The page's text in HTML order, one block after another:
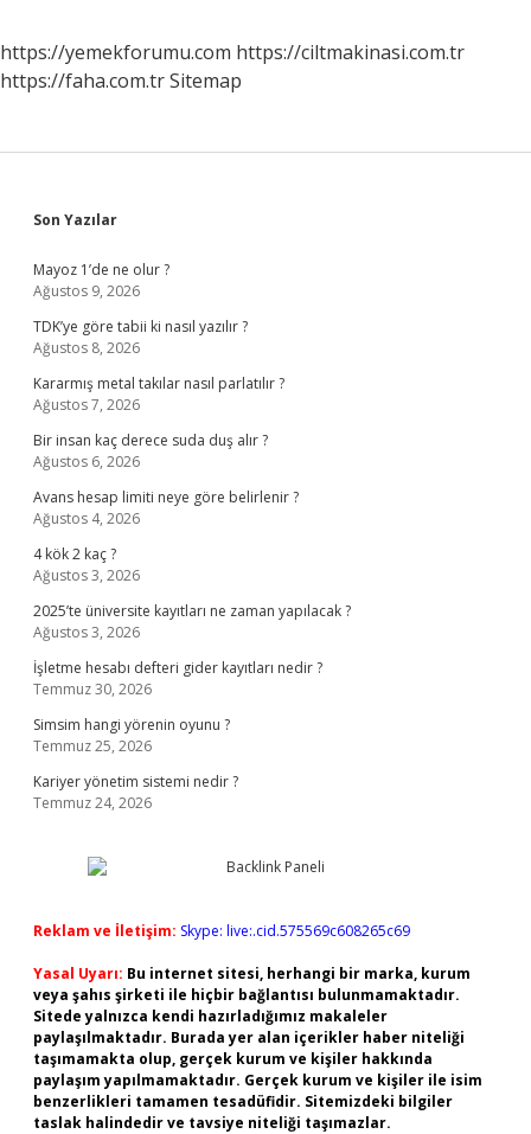
https://yemekforumu.com https://ciltmakinasi.com.tr
https://faha.com.trSitemap
Sidebar
Son Yazılar
Mayoz 1’de ne olur ?
Ağustos 9, 2026
TDK’ye göre tabii ki nasıl yazılır ?
Ağustos 8, 2026
Kararmış metal takılar nasıl parlatılır ?
Ağustos 7, 2026
Bir insan kaç derece suda duş alır ?
Ağustos 6, 2026
Avans hesap limiti neye göre belirlenir ?
Ağustos 4, 2026
4 kök 2 kaç ?
Ağustos 3, 2026
2025’te üniversite kayıtları ne zaman yapılacak ?
Ağustos 3, 2026
İşletme hesabı defteri gider kayıtları nedir ?
Temmuz 30, 2026
Simsim hangi yörenin oyunu ?
Temmuz 25, 2026
Kariyer yönetim sistemi nedir ?
Temmuz 24, 2026
Reklam ve İletişim: Skype: live:.cid.575569c608265c69
Yasal Uyarı: Bu internet sitesi, herhangi bir marka, kurum
veya şahıs şirketi ile hiçbir bağlantısı bulunmamaktadır.
Sitede yalnızca kendi hazırladığımız makaleler
paylaşılmaktadır. Burada yer alan içerikler haber niteliği
taşımamakta olup, gerçek kurum ve kişiler hakkında
paylaşım yapılmamaktadır. Gerçek kurum ve kişiler ile isim
benzerlikleri tamamen tesadüfidir. Sitemizdeki bilgiler
taslak halindedir ve tavsiye niteliği taşımazlar.